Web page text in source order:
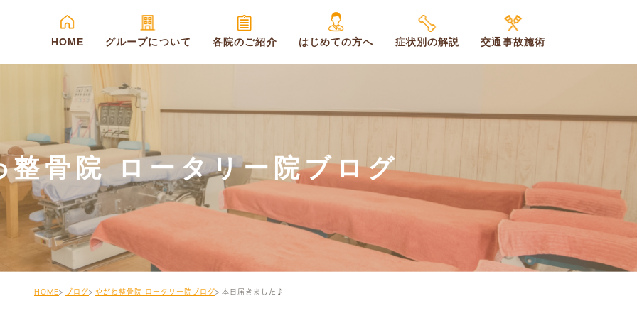
HOME グループについて 各院のご紹介 はじめての方へ 症状別の解説 交通事故施術
整骨院 ロータリー院ブログ
HOME ブログ やがわ整骨院 ロータリー院ブログ 本日届きました♪